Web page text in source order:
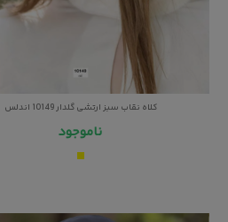
کلاه نقاب سبز ارتشی گلدار 10149 اندلس
ناموجود